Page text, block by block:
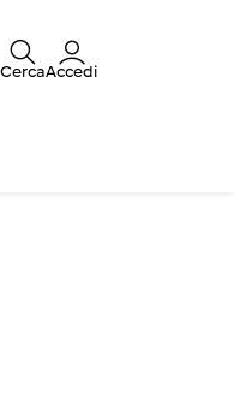
CercaAccedi